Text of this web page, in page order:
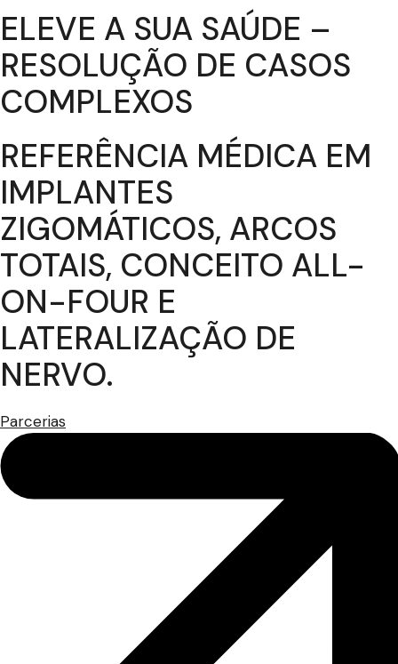
ELEVE A SUA SAÚDE –
RESOLUÇÃO DE CASOS
COMPLEXOS
REFERÊNCIA MÉDICA EM
IMPLANTES
ZIGOMÁTICOS, ARCOS
TOTAIS, CONCEITO ALL-
ON-FOUR E
LATERALIZAÇÃO DE
NERVO.
Parcerias